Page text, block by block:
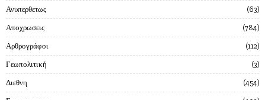
Ανυπερθετως 63
Αποχρωσεις 784
Αρθρογράφοι 112
Γεωπολιτική 3
Διεθνη 454